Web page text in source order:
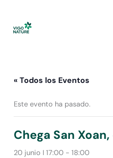
contenido
« Todos los Eventos
Este evento ha pasado.
Chega San
20 junio I 17:00- 18:00